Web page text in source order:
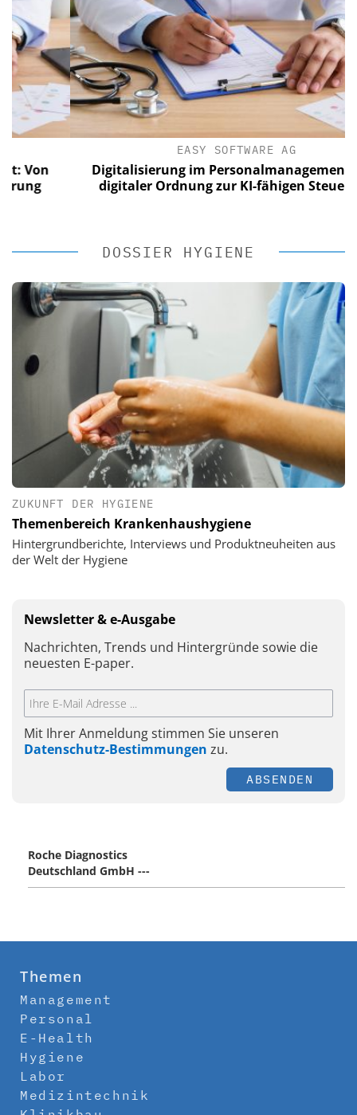
EASY SOFTWARE AG
Digitalisierung im Personalmanagement: Von
digitaler Ordnung zur KI-fähigen Steuerung
DOSSIER HYGIENE
ZUKUNFT DER HYGIENE
Themenbereich Krankenhaushygiene
Hintergrundberichte, Interviews und Produktneuheiten aus
der Welt der Hygiene
Newsletter & e-Ausgabe
Nachrichten, Trends und Hintergründe sowie die
neuesten E-paper.
Mit Ihrer Anmeldung stimmen Sie unseren
Datenschutz-Bestimmungen zu.
ABSENDEN
Roche Diagnostics
Deutschland GmbH ---
Themen
Management
Personal
E-Health
Hygiene
Labor
Medizintechnik